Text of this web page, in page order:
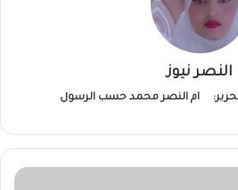
النصر نيوز
ام النصر محمد حسب الرسول